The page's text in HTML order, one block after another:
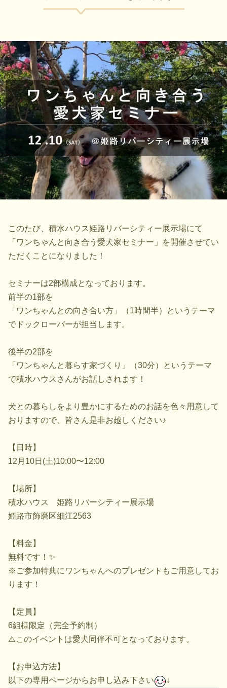
このたび、積水ハウス姫路リバーシティー展示場にて
「ワンちゃんと向き合う愛犬家セミナー」を開催させてい
ただくことになりました！
セミナーは2部構成となっております。
前半の1部を
「ワンちゃんとの向き合い方」（1時間半）というテーマ
でドックローバーが担当します。
後半の2部を
「ワンちゃんと暮らす家づくり」（30分）というテーマ
で積水ハウスさんがお話しされます！
犬との暮らしをより豊かにするためのお話を色々用意して
おりますので、皆さん是非お越しください♪
【日時】
12月10日(土)10:00〜12:00
【場所】
積水ハウス 姫路リバーシティー展示場
姫路市飾磨区細江2563
【料金】
無料です！✨
※ご参加特典にワンちゃんへのプレゼントもご用意してお
ります！
【定員】
6組様限定（完全予約制）
⚠️このイベントは愛犬同伴不可となっております。
【お申込方法】
以下の専用ページからお申し込み下さい
↓